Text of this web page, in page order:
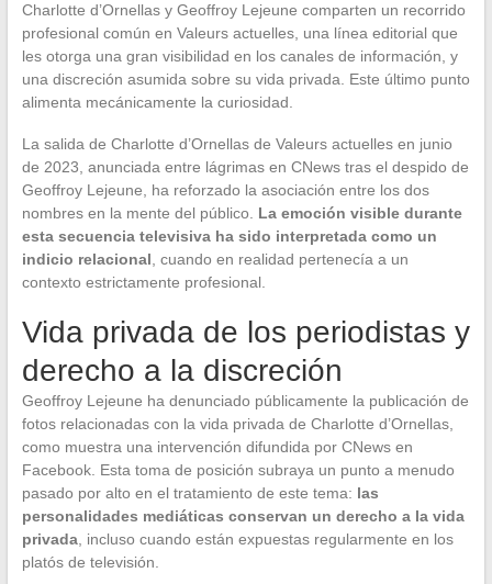
Charlotte d’Ornellas y Geoffroy Lejeune comparten un recorrido
profesional común en Valeurs actuelles, una línea editorial que
les otorga una gran visibilidad en los canales de información, y
una discreción asumida sobre su vida privada. Este último punto
alimenta mecánicamente la curiosidad.
La salida de Charlotte d’Ornellas de Valeurs actuelles en junio
de 2023, anunciada entre lágrimas en CNews tras el despido de
Geoffroy Lejeune, ha reforzado la asociación entre los dos
nombres en la mente del público. La emoción visible durante
esta secuencia televisiva ha sido interpretada como un
indicio relacional , cuando en realidad pertenecía a un
contexto estrictamente profesional.
Vida privada de los periodistas y
derecho a la discreción
Geoffroy Lejeune ha denunciado públicamente la publicación de
fotos relacionadas con la vida privada de Charlotte d’Ornellas,
como muestra una intervención difundida por CNews en
Facebook. Esta toma de posición subraya un punto a menudo
pasado por alto en el tratamiento de este tema: las
personalidades mediáticas conservan un derecho a la vida
privada, incluso cuando están expuestas regularmente en los
platós de televisión.